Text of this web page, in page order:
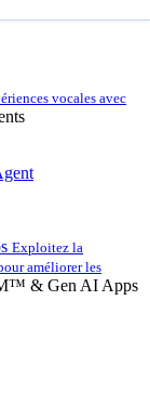
vocales avec
Exploitez la
améliorer les
& Gen AI Apps